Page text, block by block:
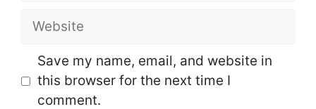
Website
Save my name, email, and website in
this browser for the next time I
comment.